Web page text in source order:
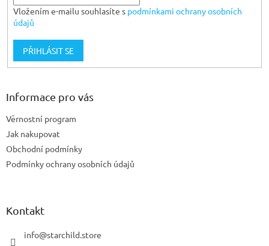
Vložením e-mailu souhlasíte s podmínkami ochrany osobních
údajů
PŘIHLÁSIT SE
Informace pro vás
Věrnostní program
Jak nakupovat
Obchodní podmínky
Podmínky ochrany osobních údajů
Kontakt
info@starchild.store